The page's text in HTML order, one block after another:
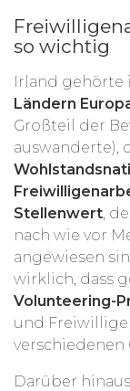
so wichtig
Irland gehörte
Ländern
Großteil der
auswanderte),
Stellenwert,
nach wie vor
angewiesen
wirklich, dass
Volunteering-
und Freiwillige
Darüber